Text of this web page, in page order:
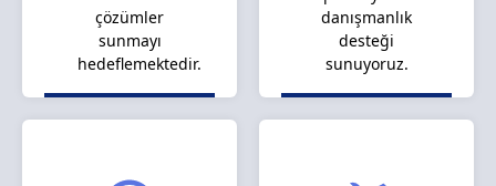
çözümler
sunmayı
hedeflemektedir.
danışmanlık
desteği
sunuyoruz.